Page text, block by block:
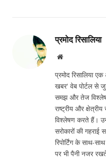
प्रमोद रिसालिया
Website
प्रमोद रिसालिया
खबर' वेब पोर्टल से
समझ और तेज
राष्ट्रीय और क्षेत्रीय
विश्लेषण करते हैं।
सरोकारों की
रिपोर्टिंग के साथ-
पर भी पैनी नजर